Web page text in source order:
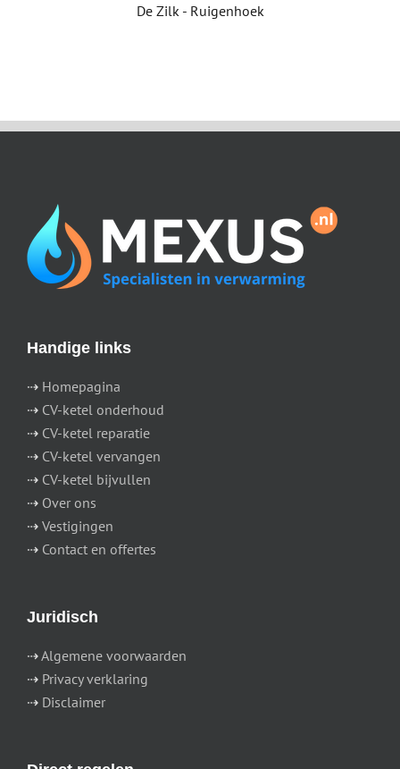
De Zilk - Ruigenhoek
Handige links
⇢ Homepagina
⇢ CV-ketel onderhoud
⇢ CV-ketel reparatie
⇢ CV-ketel vervangen
⇢ CV-ketel bijvullen
⇢ Over ons
⇢ Vestigingen
⇢ Contact en offertes
Juridisch
⇢Algemene voorwaarden
⇢ Privacy verklaring
⇢ Disclaimer